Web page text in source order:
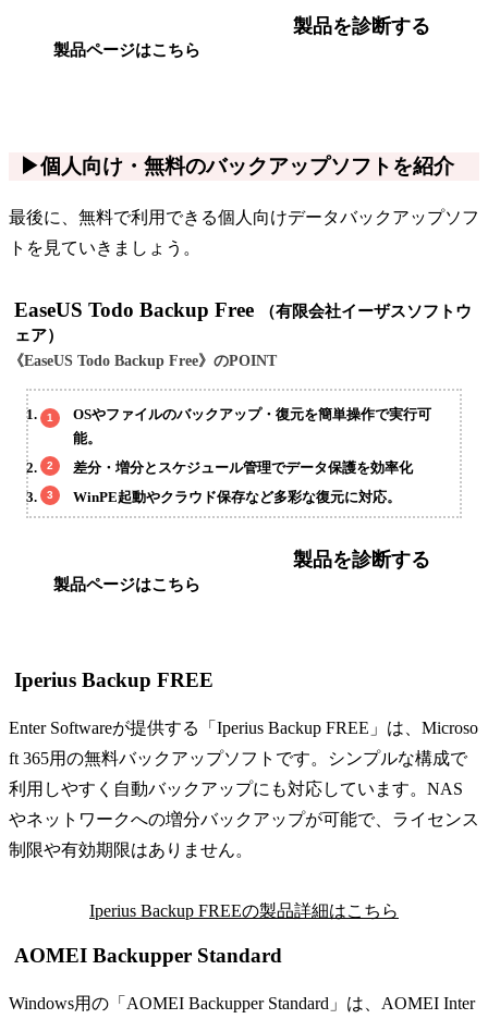
製品ページはこちら
製品を診断する
▶個人向け・無料のバックアップソフトを紹介
最後に、無料で利用できる個人向けデータバックアップソフ
トを見ていきましょう。
EaseUS Todo Backup Free
（有限会社イーザスソフトウ
ェア）
《EaseUS Todo Backup Free》のPOINT
OSやファイルのバックアップ・復元を簡単操作で実行可
能。
差分・増分とスケジュール管理でデータ保護を効率化
WinPE起動やクラウド保存など多彩な復元に対応。
製品ページはこちら
製品を診断する
Iperius Backup FREE
Enter Softwareが提供する「Iperius Backup FREE」は、Microso
ft 365用の無料バックアップソフトです。シンプルな構成で
利用しやすく自動バックアップにも対応しています。NAS
やネットワークへの増分バックアップが可能で、ライセンス
制限や有効期限はありません。
Iperius Backup FREEの製品詳細はこちら
AOMEI Backupper Standard
Windows用の「AOMEI Backupper Standard」は、AOMEI Inter